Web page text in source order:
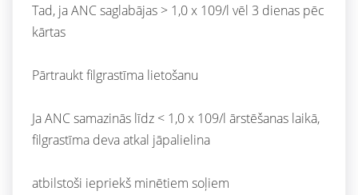
Tad, ja ANC saglabājas > 1,0 x 109/l vēl 3 dienas pēc
kārtas
Pārtraukt filgrastīma lietošanu
Ja ANC samazinās līdz < 1,0 x 109/l ārstēšanas laikā,
filgrastīma deva atkal jāpalielina
atbilstoši iepriekš minētiem soļiem